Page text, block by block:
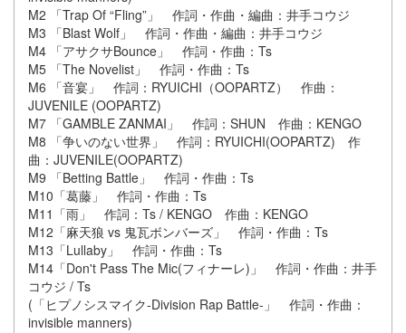
M2 「Trap Of “Fling”」 作詞・作曲・編曲：井手コウジ
M3 「Blast Wolf」 作詞・作曲・編曲：井手コウジ
M4 「アサクサBounce」 作詞・作曲：Ts
M5 「The Novelist」 作詞・作曲：Ts
M6 「音宴」 作詞：RYUICHI（OOPARTZ） 作曲：
JUVENILE (OOPARTZ)
M7 「GAMBLE ZANMAI」 作詞：SHUN 作曲：KENGO
M8 「争いのない世界」 作詞：RYUICHI(OOPARTZ) 作
曲：JUVENILE(OOPARTZ)
M9 「Betting Battle」 作詞・作曲：Ts
M10「葛藤」 作詞・作曲：Ts
M11「雨」 作詞：Ts / KENGO 作曲：KENGO
M12「麻天狼 vs 鬼瓦ボンバーズ」 作詞・作曲：Ts
M13「Lullaby」 作詞・作曲：Ts
M14「Don't Pass The Mic(フィナーレ)」 作詞・作曲：井手
コウジ / Ts
(「ヒプノシスマイク-Division Rap Battle-」 作詞・作曲：
invisible manners)